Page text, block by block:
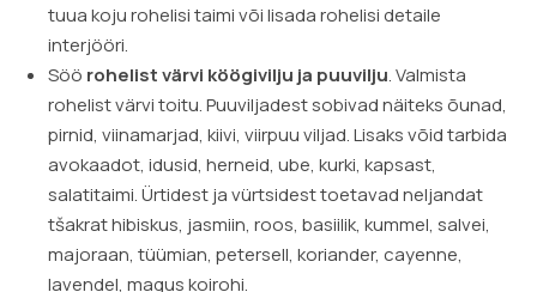
tuua koju rohelisi taimi või lisada rohelisi detaile
interjööri.
Söö rohelist värvi köögivilju ja puuvilju. Valmista
rohelist värvi toitu. Puuviljadest sobivad näiteks õunad,
pirnid, viinamarjad, kiivi, viirpuu viljad. Lisaks võid tarbida
avokaadot, idusid, herneid, ube, kurki, kapsast,
salatitaimi. Ürtidest ja vürtsidest toetavad neljandat
tšakrat hibiskus, jasmiin, roos, basiilik, kummel, salvei,
majoraan, tüümian, petersell, koriander, cayenne,
lavendel, magus koirohi.